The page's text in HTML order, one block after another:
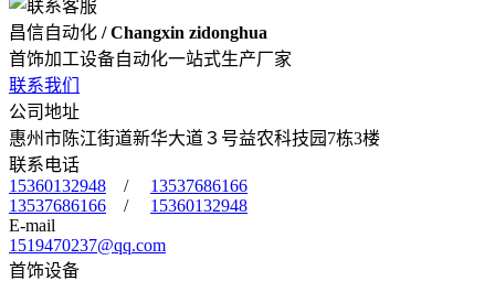
昌信自动化 / Changxin zidonghua
首饰加工设备自动化一站式生产厂家
联系我们
公司地址
惠州市陈江街道新华大道３号益农科技园7栋3楼
联系电话
15360132948 / 13537686166
13537686166 / 15360132948
E-mail
1519470237@qq.com
首饰设备